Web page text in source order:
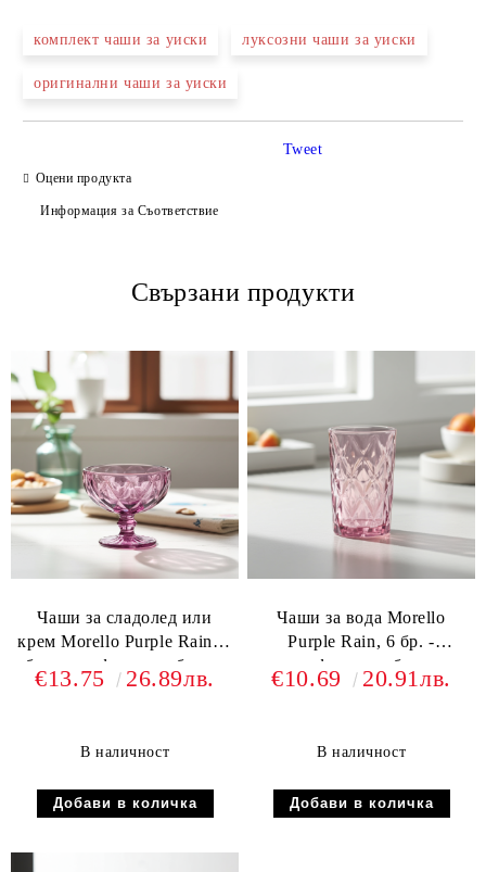
комплект чаши за уиски луксозни чаши за уиски
оригинални чаши за уиски
Оцени продукта
Информация за Съответствие
Tweet
Свързани продукти
Чаши за сладолед или
крем Morello Purple Rain, 6
бр. - релефно и стабилно
стъкло
€13.75 26.89лв.
В наличност
Чаши за вода Morello
Purple Rain, 6 бр. -
релефно и стабилно
стъкло
€10.69 20.91лв.
В наличност